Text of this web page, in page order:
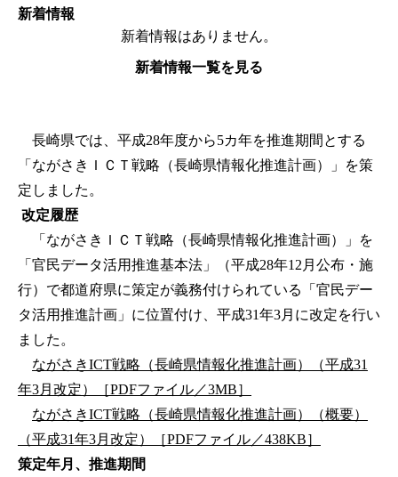
新着情報
新着情報はありません。
新着情報一覧を見る
長崎県では、平成28年度から5カ年を推進期間とする
「ながさきＩＣＴ戦略（長崎県情報化推進計画）」を策
定しました。
改定履歴
「ながさきＩＣＴ戦略（長崎県情報化推進計画）」を
「官民データ活用推進基本法」（平成28年12月公布・施
行）で都道府県に策定が義務付けられている「官民デー
タ活用推進計画」に位置付け、平成31年3月に改定を行い
ました。
ながさきICT戦略（長崎県情報化推進計画）（平成31
年3月改定）［PDFファイル／3MB］
ながさきICT戦略（長崎県情報化推進計画）（概要）
（平成31年3月改定）［PDFファイル／438KB］
策定年月、推進期間